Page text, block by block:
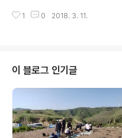
념하는 논문집 발간이나 학술행사는 서
이라는 것이다. 《현우경(賢愚經)》
《인왕호국반야바라밀경(仁王護國
에 이르기를 “舍衛國主波斯匿王,
匿은 梵名이 Prasenajit이며 팔리
1 0 2018. 3. 11.
이 블로그 인기글